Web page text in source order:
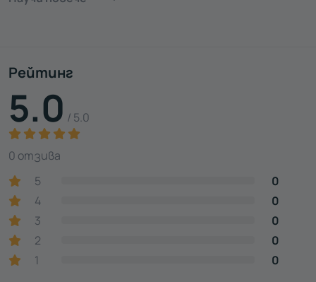
Рейтинг
5.0 / 5.0
0 отзива
5
0
4
0
3
0
2
0
1
0